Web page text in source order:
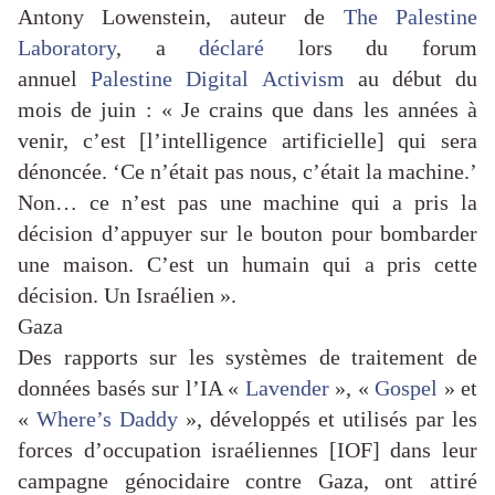
Antony Lowenstein, auteur de The Palestine
Laboratory, adéclaré lors du forum
annuelPalestine Digital Activism au début du
mois de juin : « Je crains que dans les années à
venir, c’est [l’intelligence artificielle] qui sera
dénoncée. ‘Ce n’était pas nous, c’était la machine.’
Non… ce n’est pas une machine qui a pris la
décision d’appuyer sur le bouton pour bombarder
une maison. C’est un humain qui a pris cette
décision. Un Israélien ».
Gaza
Des rapports sur les systèmes de traitement de
données basés sur l’IA « Lavender», « Gospel » et
« Where’s Daddy », développés et utilisés par les
forces d’occupation israéliennes [IOF] dans leur
campagne génocidaire contre Gaza, ont attiré